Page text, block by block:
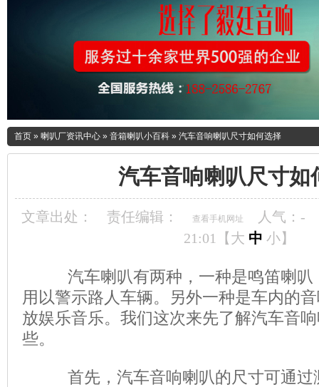
首页 » 喇叭厂资讯中心 » 音箱喇叭小百科 » 汽车音响喇叭尺寸如何选择
汽车音响喇叭尺寸如
文章出处： 责任编辑： 查看手机网址 人气： -
21:01【 大 中 小】
汽车喇叭有两种，一种是鸣笛喇叭
用以警示路人车辆。另外一种是车内的
放娱乐音乐。我们这次来先了解汽车音
些。
首先，汽车音响喇叭的尺寸可通过